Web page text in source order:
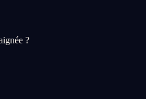
?